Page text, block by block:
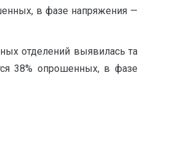
в фазе напряжения —
отделений выявилась та
38% опрошенных, в фазе